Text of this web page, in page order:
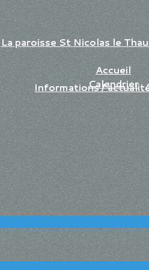
La paroisse St Nicolas le
Accueil
Calendrier
Informations /